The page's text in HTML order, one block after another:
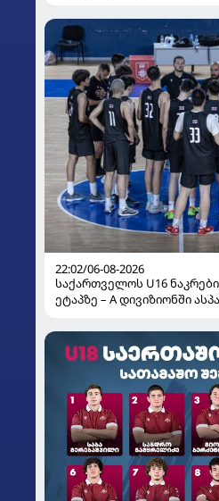
22:02/06-08-2026
საქართველოს U16
ეტაპზე – A დივიზიონში